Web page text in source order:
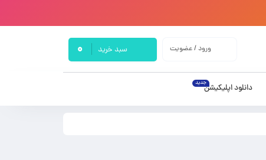
ورود / عضویت سبد خرید 0
دانلود اپلیکیشنجدید